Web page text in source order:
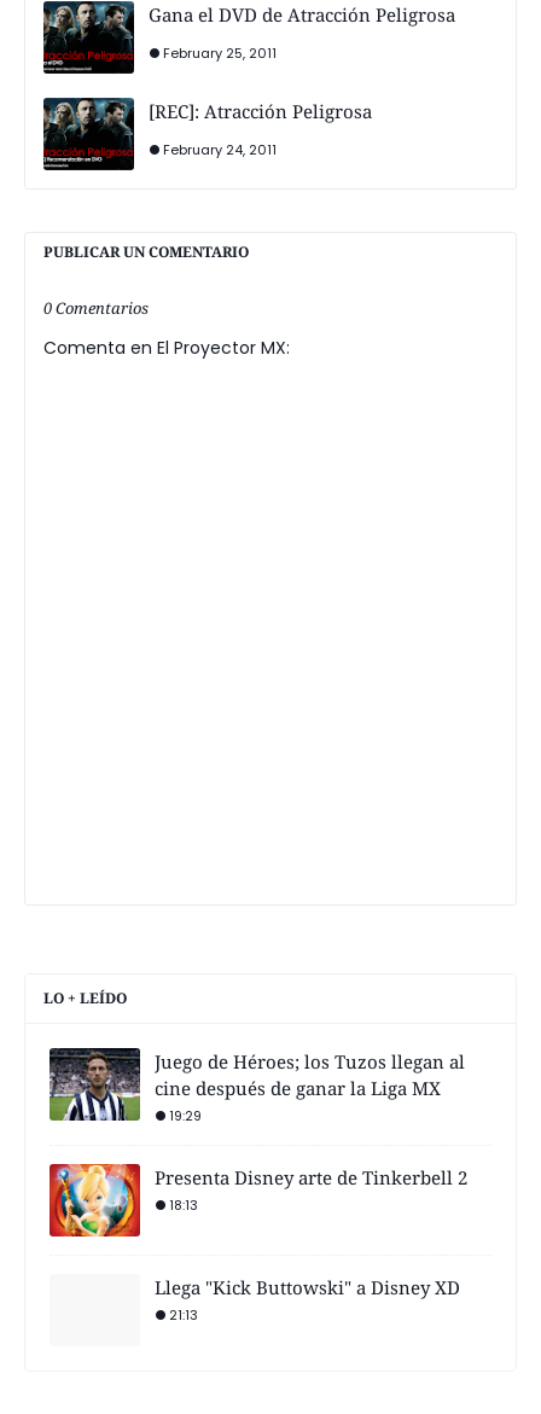
Gana el DVD de Atracción Peligrosa
February 25, 2011
[REC]: Atracción Peligrosa
February 24, 2011
PUBLICAR UN COMENTARIO
0 Comentarios
Comenta en El Proyector MX:
LO + LEÍDO
Juego de Héroes; los Tuzos llegan al
cine después de ganar la Liga MX
19:29
Presenta Disney arte de Tinkerbell 2
18:13
Llega "Kick Buttowski" a Disney XD
21:13